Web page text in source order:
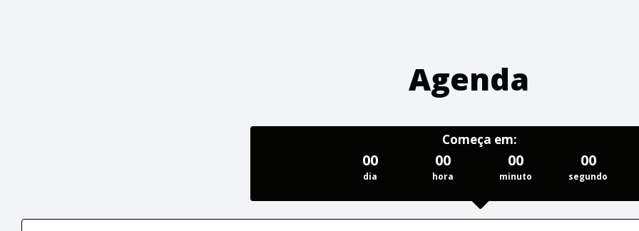
Agenda
Começa em:
00
dia
00
hora
00
minuto
00
segundo